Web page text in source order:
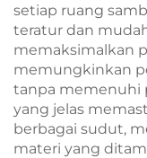
setiap ruang
teratur dan
memaksimalkan
memungkinkan
tanpa memenuhi
yang jelas
berbagai sudut,
materi yang